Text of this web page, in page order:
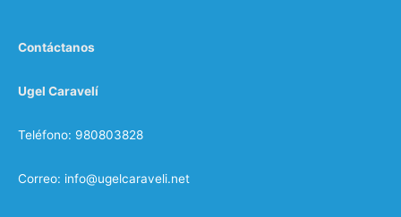
Contáctanos
Ugel Caravelí
Teléfono: 980803828
Correo: info@ugelcaraveli.net